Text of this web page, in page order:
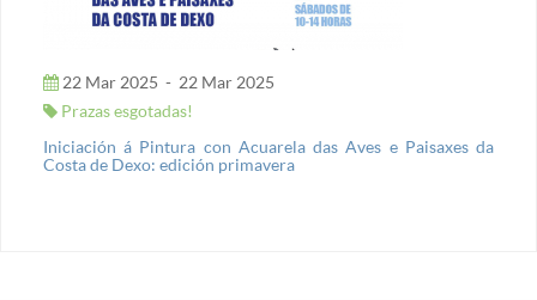
22 Mar 2025 - 22 Mar 2025
Prazas esgotadas!
Iniciación á Pintura con Acuarela das Aves e Paisaxes da
Costa de Dexo: edición primavera